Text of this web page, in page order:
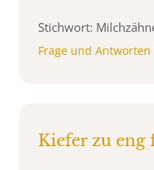
Stichwort:
Frage und Antworten
Kiefer zu eng